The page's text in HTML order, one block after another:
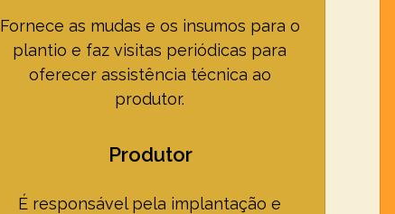
Fornece as mudas e os insumos para o
plantio e faz visitas periódicas para
oferecer assistência técnica ao
produtor.
Produtor
É responsável pela implantação e